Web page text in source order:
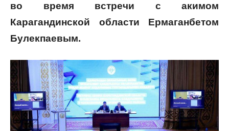
во время встречи с акимом
Карагандинской области Ермаганбетом
Булекпаевым.